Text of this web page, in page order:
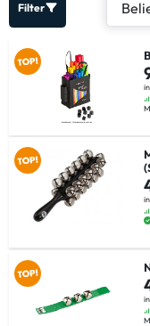
Filter